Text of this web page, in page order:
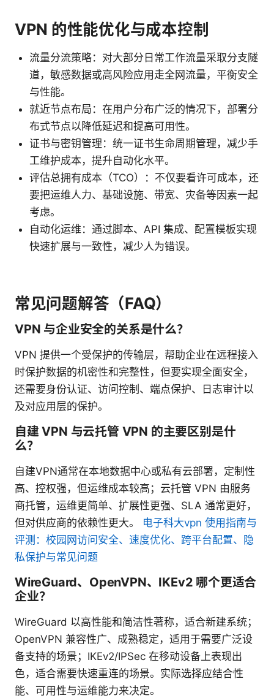
VPN 的性能优化与成本控制
流量分流策略：对大部分日常工作流量采取分支隧
道，敏感数据或高风险应用走全网流量，平衡安全
与性能。
就近节点布局：在用户分布广泛的情况下，部署分
布式节点以降低延迟和提高可用性。
证书与密钥管理：统一证书生命周期管理，减少手
工维护成本，提升自动化水平。
评估总拥有成本（TCO）：不仅要看许可成本，还
要把运维人力、基础设施、带宽、灾备等因素一起
考虑。
自动化运维：通过脚本、API 集成、配置模板实现
快速扩展与一致性，减少人为错误。
常见问题解答（FAQ）
VPN 与企业安全的关系是什么？
VPN 提供一个受保护的传输层，帮助企业在远程接入
时保护数据的机密性和完整性，但要实现全面安全，
还需要身份认证、访问控制、端点保护、日志审计以
及对应用层的保护。
自建 VPN 与云托管 VPN 的主要区别是什
么？
自建VPN通常在本地数据中心或私有云部署，定制性
高、控权强，但运维成本较高；云托管 VPN 由服务
商托管，运维更简单、扩展性更强、SLA 通常更好，
但对供应商的依赖性更大。 电子科大vpn 使用指南与
评测：校园网访问安全、速度优化、跨平台配置、隐
私保护与常见问题
WireGuard、OpenVPN、IKEv2 哪个更适合
企业？
WireGuard 以高性能和简洁性著称，适合新建系统；
OpenVPN 兼容性广、成熟稳定，适用于需要广泛设
备支持的场景；IKEv2/IPSec 在移动设备上表现出
色，适合需要快速重连的场景。实际选择应结合性
能、可用性与运维能力来决定。